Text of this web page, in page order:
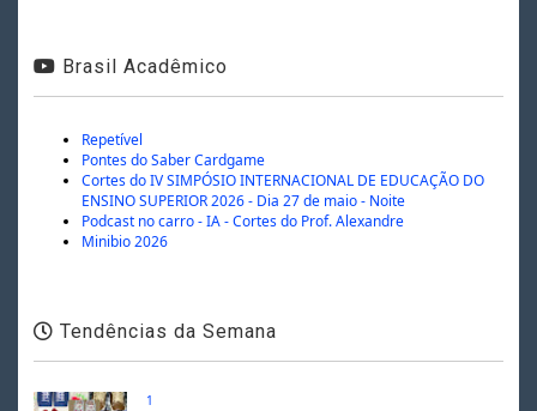
Brasil Acadêmico
Repetível
Pontes do Saber Cardgame
Cortes do IV SIMPÓSIO INTERNACIONAL DE EDUCAÇÃO DO
ENSINO SUPERIOR 2026 - Dia 27 de maio - Noite
Podcast no carro - IA - Cortes do Prof. Alexandre
Minibio 2026
Tendências da Semana
1